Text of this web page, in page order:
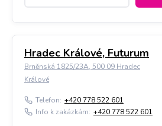
Hradec Králové, Futurum
Brněnská 1825/23A, 500 09 Hradec
Králové
Telefon: +420 778 522 601
Info k zakázkám: +420 778 522 601